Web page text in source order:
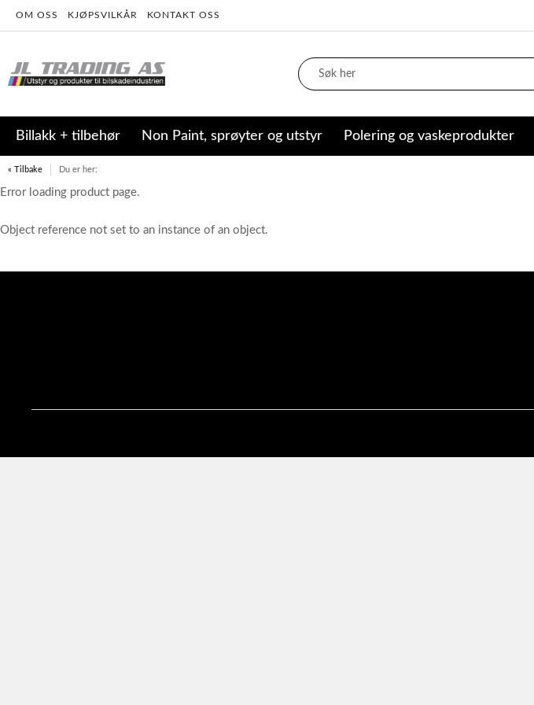
OM OSS KJØPSVILKÅR KONTAKT OSS
Billakk + tilbehør Non Paint, sprøyter og utstyr Polering og vaskeprodukter
« Tilbake Du er her:
Error loading product page.
Object reference not set to an instance of an object.